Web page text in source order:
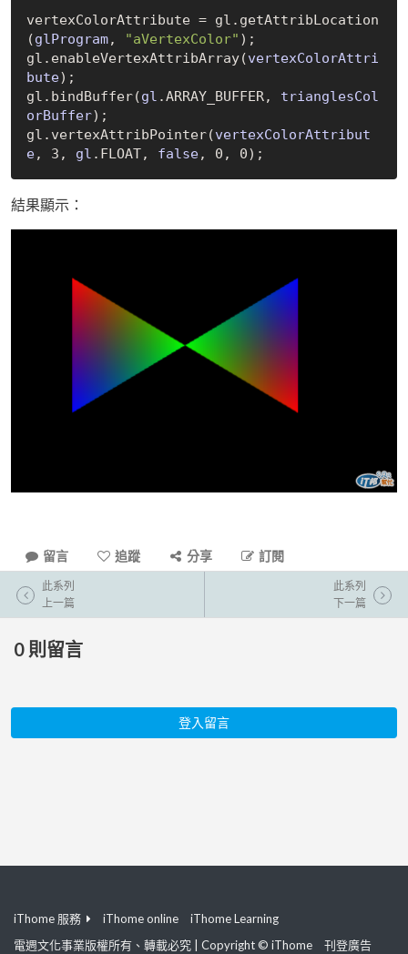
vertexColorAttribute = gl.getAttribLocation
(glProgram, "aVertexColor" ) ;
gl.enableVertexAttribArray(vertexColorAttri
bute) ;
gl.bindBuffer(gl .ARRAY_BUFFER, trianglesCol
orBuffer) ;
gl.vertexAttribPointer(vertexColorAttribut
e, 3, gl .FLOAT, false, 0, 0)
結果顯示：
留言 追蹤 分享 訂閱
此系列
上一篇
此系列
下一篇
0 則留言
登入留言
iThome 服務 iThome online
iThome Learning
電週文化事業版權所有、轉載必究 | Copyright © iThome
刊登廣告